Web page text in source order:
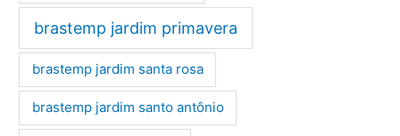
brastemp jardim primavera
brastemp jardim santa rosa
brastemp jardim santo antônio